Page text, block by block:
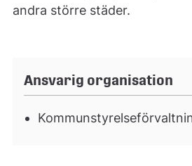
andra större städer.
Ansvarig organisation